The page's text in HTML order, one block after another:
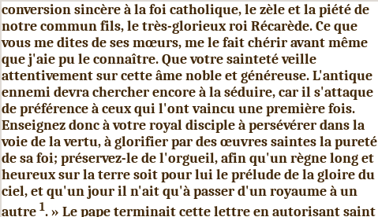
conversion sincère à la foi catholique, le zèle et la piété de
notre commun fils, le très-glorieux roi Récarède. Ce que
vous me dites de ses mœurs, me le fait chérir avant même
que j'aie pu le con­naître. Que votre sainteté veille
attentivement sur cette âme noble et généreuse. L'antique
ennemi devra chercher encore à la séduire, car il s'attaque
de préférence à ceux qui l'ont vaincu une première fois.
Enseignez donc à votre royal disciple à persévérer dans la
voie de la vertu, à glorifier par des œuvres saintes la pureté
de sa foi; préservez-le de l'orgueil, afin qu'un règne long et
heureux sur la terre soit pour lui le prélude de la gloire du
ciel, et qu'un jour il n'ait qu'à passer d'un royaume à un
autre 1. » Le pape terminait cette lettre en autorisant saint